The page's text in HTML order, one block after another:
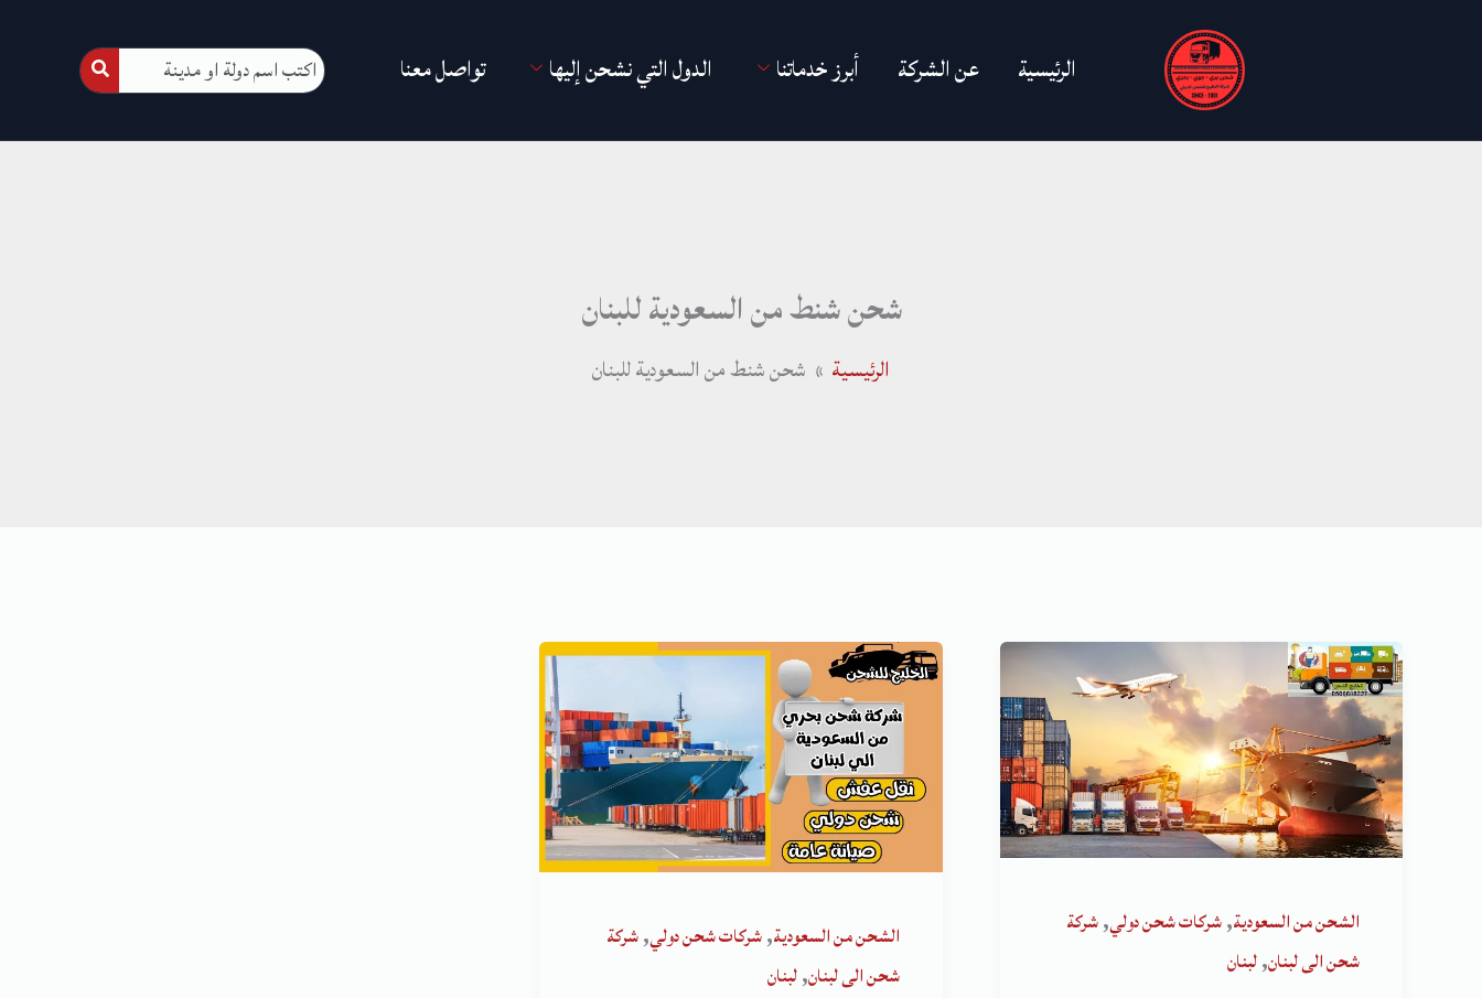
الرئيسية عن الشركة أبرز خدماتنا الدول التي نشحن إليها تواصل معنا
شحن شنط من السعودية للبنان
الرئيسية شحن شنط من السعودية للبنان
الشحن من السعودية,شركات شحن دولي,شركة
شحن الى لبنان,لبنان
الشحن من السعودية,شركات شحن دولي,شركة
شحن الى لبنان,لبنان